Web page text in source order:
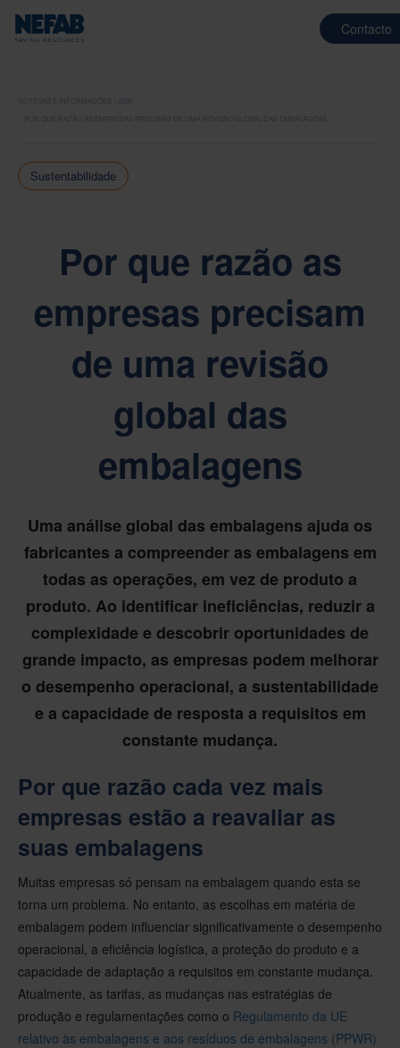
Contacto
NOTÍCIAS E INFORMAÇÕES
POR QUE RAZÃO AS EMPRESAS PRECISAM DE UMA REVISÃO GLOBAL DAS EMBALAGENS
Sustentabilidade
Por que razão as
empresas precisam
de uma revisão
global das
embalagens
Uma análise global das embalagens ajuda os
fabricantes a compreender as embalagens em
todas as operações, em vez de produto a
produto. Ao identificar ineficiências, reduzir a
complexidade e descobrir oportunidades de
grande impacto, as empresas podem melhorar
o desempenho operacional, a sustentabilidade
e a capacidade de resposta a requisitos em
constante mudança.
Por que razão cada vez mais
empresas estão a reavaliar as
suas embalagens
Muitas empresas só pensam na embalagem quando esta se
torna um problema. No entanto, as escolhas em matéria de
embalagem podem influenciar significativamente o desempenho
operacional, a eficiência logística, a proteção do produto e a
capacidade de adaptação a requisitos em constante mudança.
Atualmente, as tarifas, as mudanças nas estratégias de
produção e regulamentações como o Regulamento da UE
relativo às embalagens e aos resíduos de embalagens (PPWR)